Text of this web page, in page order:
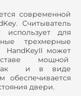
современной
Считыватель
для
трехмерные
HandKeyII может
мощной
так и в виде
обеспечивается
двери.